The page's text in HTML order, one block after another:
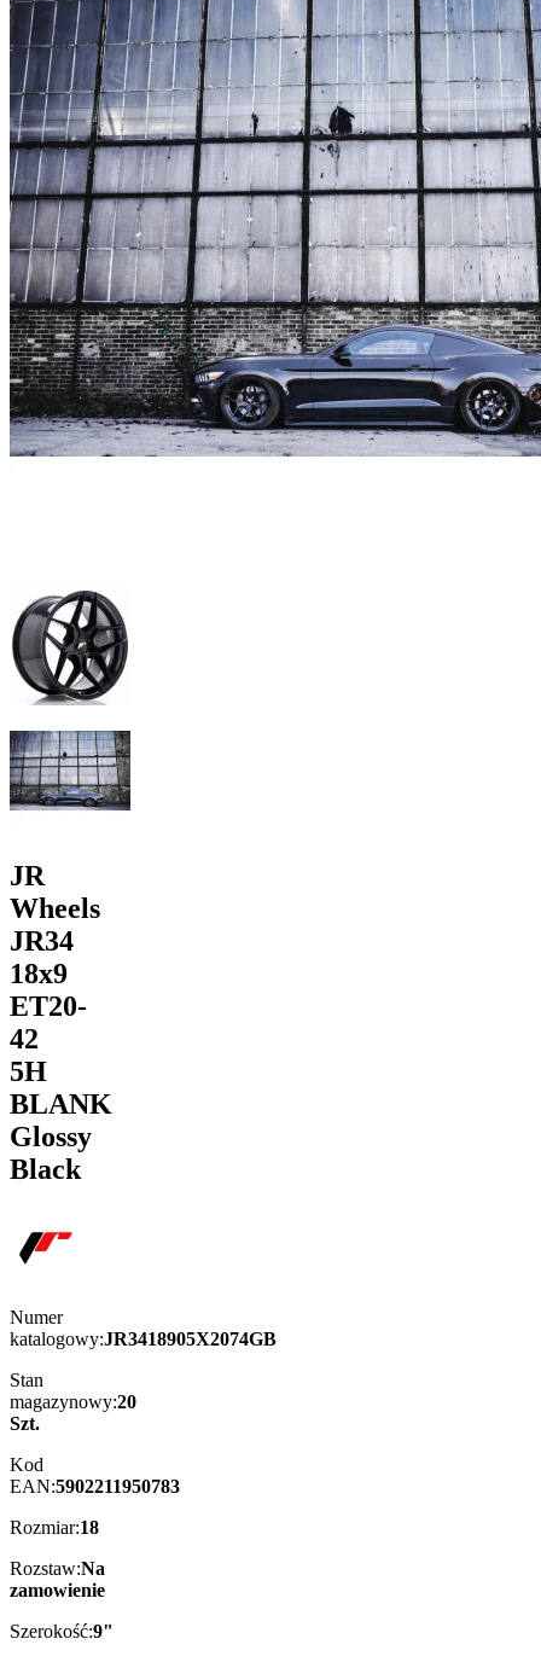
JR
Wheels
JR34
18x9
ET20-
42
5H
BLANK
Glossy
Black
Numer
katalogowy:JR3418905X2074GB
Stan
magazynowy:20
Szt.
Kod
EAN:5902211950783
Rozmiar:18
Rozstaw:Na
zamowienie
Szerokość:9"